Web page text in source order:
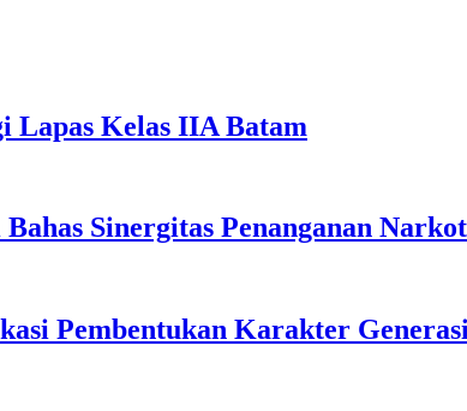
Lapas Kelas IIA Batam
Sinergitas Penanganan
Pembentukan Karakter